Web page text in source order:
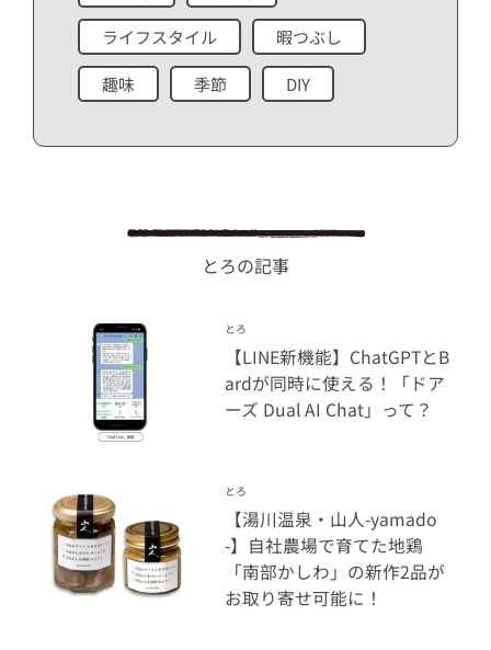
ライフスタイル 暇つぶし
趣味 季節 DIY
とろの記事
とろ
【LINE新機能】ChatGPTとB
ardが同時に使える！「ドア
ーズ Dual AI Chat」って？
とろ
【湯川温泉・山人-yamado
-】自社農場で育てた地鶏
「南部かしわ」の新作2品が
お取り寄せ可能に！